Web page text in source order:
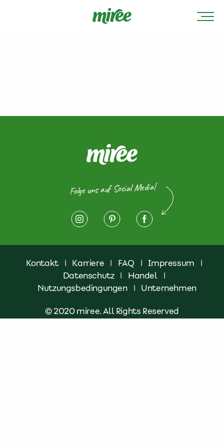
Folge uns auf Social Media!
Kontakt | Karriere | FAQ | Impressum
|
Datenschutz | Handel
|
Nutzungsbedingungen
| Unternehmen
© 2020 miree. All Rights Reserved